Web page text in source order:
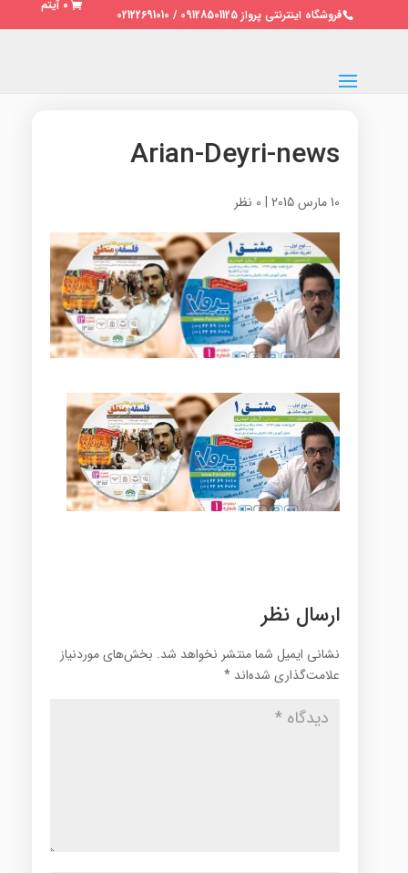
فروشگاه اینترنتی پرواز 09128501125 / 02122691010
0 آیتم
Arian-Deyri-news
10 مارس 2015 | 0 نظر
ارسال نظر
نشانی ایمیل شما منتشر نخواهد شد. بخش‌های موردنیاز
علامت‌گذاری شده‌اند *